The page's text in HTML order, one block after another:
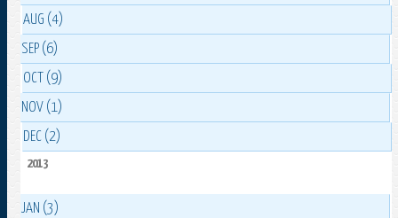
AUG (4)
SEP (6)
OCT (9)
NOV (1)
DEC (2)
2013
JAN (3)